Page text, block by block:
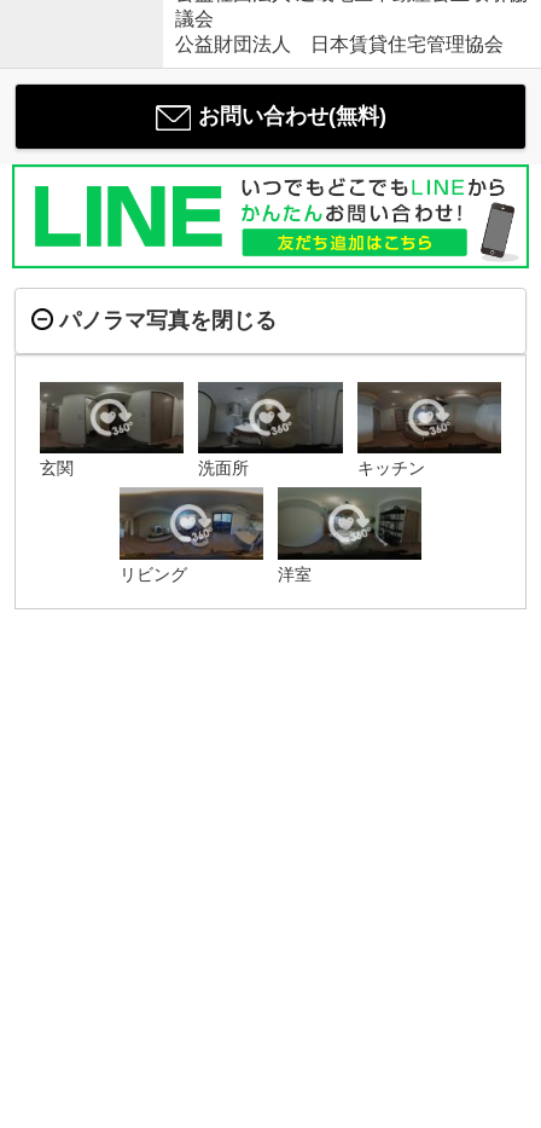
議会
公益財団法人 日本賃貸住宅管理協会
お問い合わせ(無料)
パノラマ写真を閉じる
玄関 洗面所 キッチン
リビング 洋室